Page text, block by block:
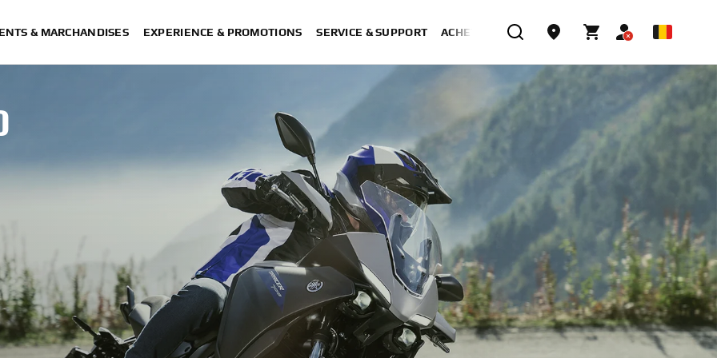
& MARCHANDISES EXPERIENCE & PROMOTIONS SERVICE & SUPPORT ACHETER MAINTENANT